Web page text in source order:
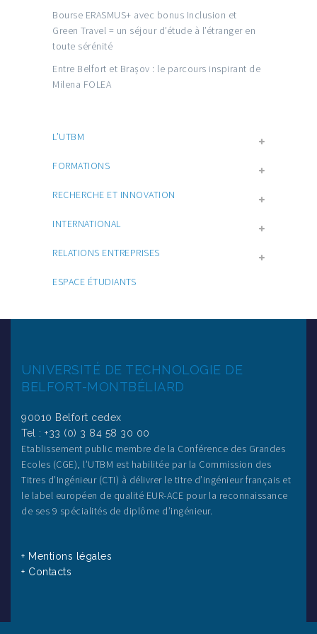
Bourse ERASMUS+ avec bonus Inclusion et
Green Travel = un séjour d’étude à l’étranger en
toute sérénité
Entre Belfort et Brașov : le parcours inspirant de
Milena FOLEA
L’UTBM
FORMATIONS
RECHERCHE ET INNOVATION
INTERNATIONAL
RELATIONS ENTREPRISES
ESPACE ÉTUDIANTS
UNIVERSITÉ DE TECHNOLOGIE DE
BELFORT-MONTBÉLIARD
90010 Belfort cedex
Tel : +33 (0) 3 84 58 30 00
Etablissement public membre de la Conférence des Grandes
Ecoles (CGE), l’UTBM est habilitée par la Commission des
Titres d’Ingénieur (CTI) à délivrer le titre d’ingénieur français et
le label européen de qualité EUR-ACE pour la reconnaissance
de ses 9 spécialités de diplôme d’ingénieur.
+ Mentions légales
+ Contacts